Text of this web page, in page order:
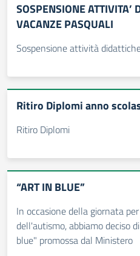
SOSPENSIONE ATTIVITA’
VACANZE PASQUALI
Sospensione attività
Ritiro Diplomi anno
Ritiro Diplomi
“ART IN BLUE”
In occasione della giornata
dell'autismo, abbiamo deciso
blue" promossa dal Ministero